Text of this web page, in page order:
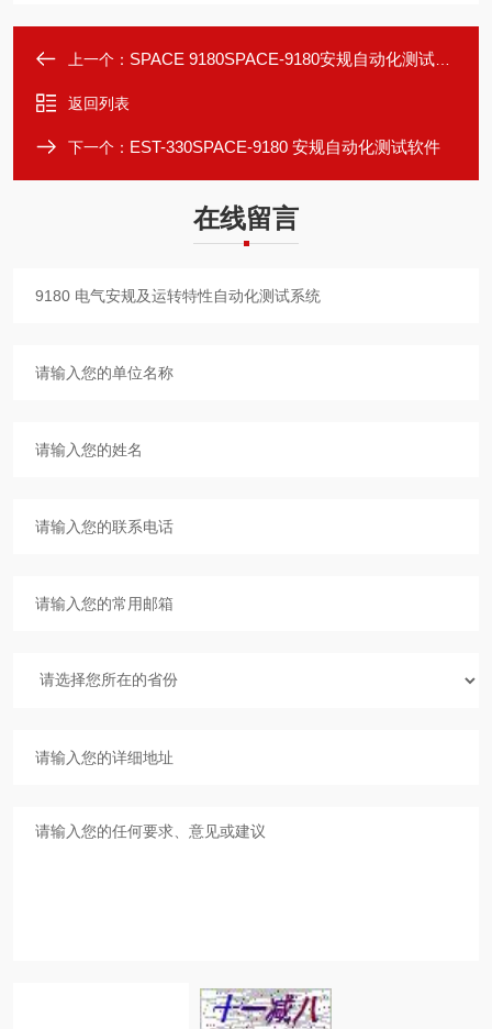
上一个： SPACE 9180SPACE-9180安规自动化测试软件
返回列表
下一个： EST-330SPACE-9180 安规自动化测试软件
在线留言